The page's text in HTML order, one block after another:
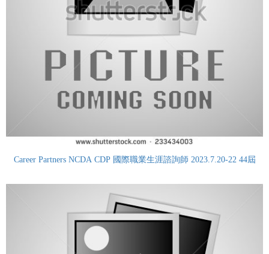
Career Partners NCDA CDP 國際職業生涯諮詢師 2023.7.20-22 44屆